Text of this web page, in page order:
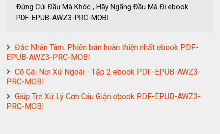
Đừng Cúi Đầu Mà Khóc , Hãy Ngẩng Đầu Mà Đi ebook
PDF-EPUB-AWZ3-PRC-MOBI
Đắc Nhân Tâm. Phiên bản hoàn thiện nhất ebook PDF-
EPUB-AWZ3-PRC-MOBI
Cô Gái Nơi Xứ Ngoài - Tập 2 ebook PDF-EPUB-AWZ3-
PRC-MOBI
Giúp Trẻ Xử Lý Cơn Cáu Giận ebook PDF-EPUB-AWZ3-
PRC-MOBI